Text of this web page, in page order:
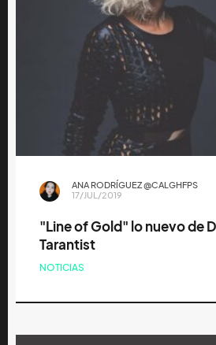
ANA RODRÍGUEZ @CALGHFPS
17/JUL/2019
"Line of Gold" lo nuevo de
Tarantist
NOTICIAS